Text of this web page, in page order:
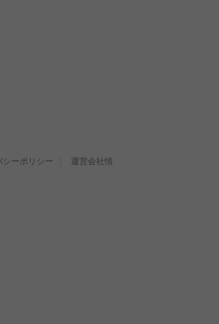
シーポリシー 運営会社情